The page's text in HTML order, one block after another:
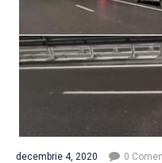
decembrie 4, 2020 0